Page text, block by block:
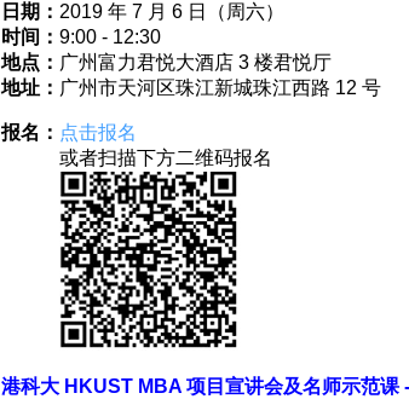
日期： 2019 年 7 月 6 日（周六）
时间： 9:00 - 12:30
地点： 广州富力君悦大酒店 3 楼君悦厅
地址： 广州市天河区珠江新城珠江西路 12 号
报名： 点击报名
或者扫描下方二维码报名
港科大 HKUST MBA 项目宣讲会及名师示范课